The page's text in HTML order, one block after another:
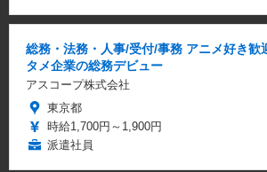
総務・法務・人事/受付/事務 アニメ好き歓
タメ企業の総務デビュー
アスコープ株式会社
東京都
時給1,700円～1,900円
派遣社員